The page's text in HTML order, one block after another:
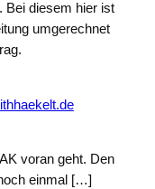
Bei diesem hier ist
umgerechnet
voran geht. Den
einmal […]